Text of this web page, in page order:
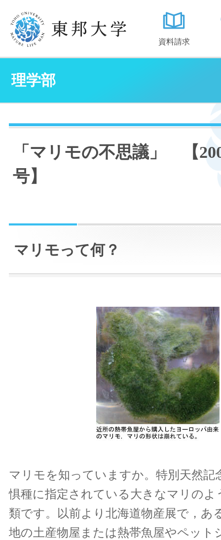
資料請求
理学部
「マリモの不思議」 【
号】
マリモって何？
マリモを知っていますか。特別天然記
惧種に指定されている大きなマリのよ
類です。以前より北海道物産展で，あ
地の土産物屋または熱帯魚屋やペット